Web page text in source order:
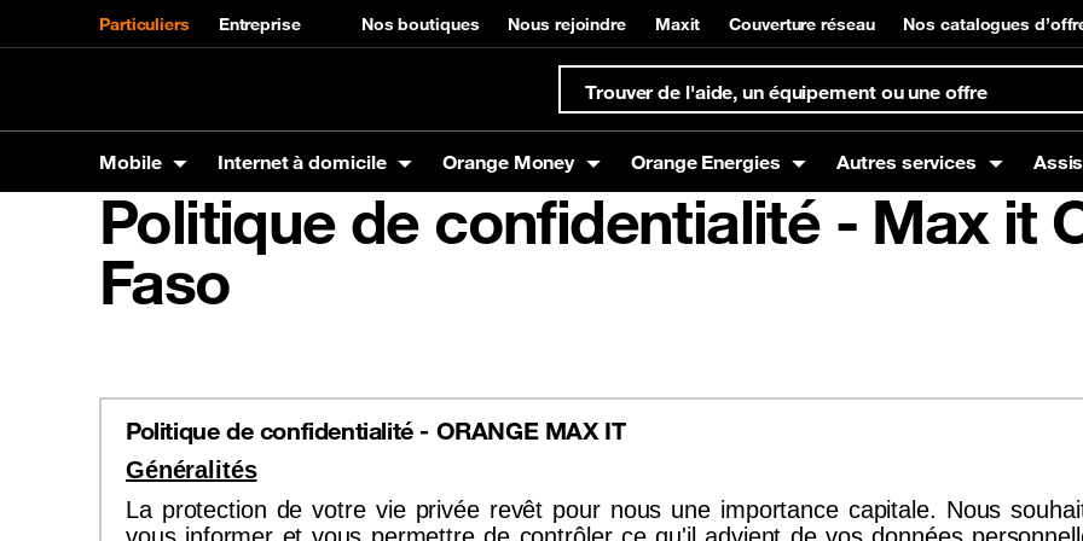
Particuliers Entreprise Nos boutiques Nous rejoindre Maxit Couverture réseau Nos catalogues
Mobile
Mobile
Produits
Accessoires
Xiaomi
Itel
Offres SMS
Précommande SIM en ligne Assistance mobile Promotions / Bons
Internet à domicile
Internet à domicile
La Fibre Orange
Orange Money
Orange Money
Carte VISA
Orange Energies
Orange Energies
Offres Orange Energies
Autres services
Autres services
SVA
Assistance
Mobile
Politique de confidentialité - Max it
Faso
Politique de confidentialité - ORANGE MAX IT
Généralités
La protection de votre vie privée revêt pour nous une importance capitale. Nous